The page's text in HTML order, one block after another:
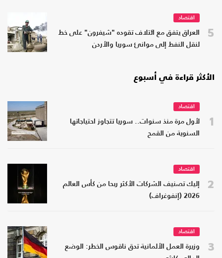
5
اقتصاد
العراق يتفق مع ائتلاف تقوده "شيفرون" على خط
لنقل النفط إلى موانئ سوريا والأردن
الأكثر قراءة في أسبوع
1
اقتصاد
لأول مرة منذ سنوات.. سوريا تتجاوز احتياجاتها
السنوية من القمح
2
اقتصاد
إليك تصنيف الشركات الأكثر ربحا من كأس العالم
2026 (إنفوغراف)
3
اقتصاد
وزيرة العمل الألمانية تدق ناقوس الخطر: الوضع